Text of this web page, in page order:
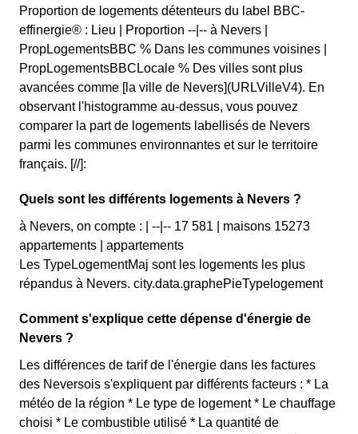
Proportion de logements détenteurs du label BBC-
effinergie® : Lieu | Proportion --|-- à Nevers |
PropLogementsBBC % Dans les communes voisines |
PropLogementsBBCLocale % Des villes sont plus
avancées comme [la ville de Nevers](URLVilleV4). En
observant l'histogramme au-dessus, vous pouvez
comparer la part de logements labellisés de Nevers
parmi les communes environnantes et sur le territoire
français. [//]:
Quels sont les différents logements à Nevers ?
à Nevers, on compte : | --|-- 17 581 | maisons 15273
appartements | appartements
Les TypeLogementMaj sont les logements les plus
répandus à Nevers. city.data.graphePieTypelogement
Comment s'explique cette dépense d'énergie de
Nevers ?
Les différences de tarif de l'énergie dans les factures
des Neversois s'expliquent par différents facteurs : * La
météo de la région * Le type de logement * Le chauffage
choisi * Le combustible utilisé * La quantité de